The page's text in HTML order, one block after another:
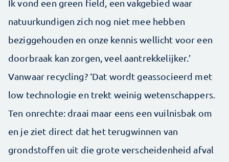
Ik vond een green field, een vakgebied waar
natuurkundigen zich nog niet mee hebben
beziggehouden en onze kennis wellicht voor een
doorbraak kan zorgen, veel aantrekkelijker.’
Vanwaar recycling? ‘Dat wordt geassocieerd met
low technologie en trekt weinig wetenschappers.
Ten onrechte: draai maar eens een vuilnisbak om
en je ziet direct dat het terugwinnen van
grondstoffen uit die grote verscheidenheid afval